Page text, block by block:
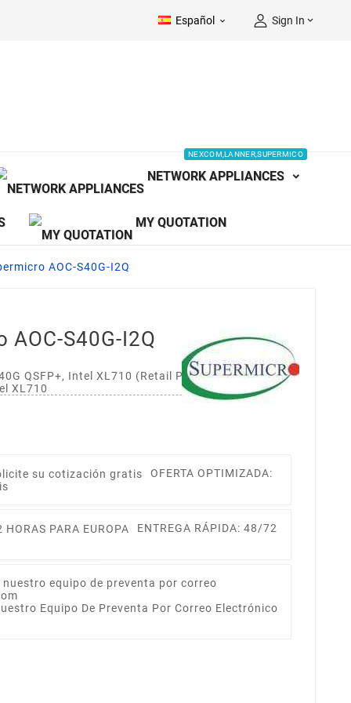
Español  Sign In 
NETWORK APPLIANCES
NEXCOM,LANNER,SUPERMICO
MY QUOTATION
AOC-S40G-I2Q
S40G-I2Q
QSFP+, Intel XL710 (Retail Pack) Standard LP
XL710
OFERTA OPTIMIZADA:
ENTREGA RÁPIDA: 48/72
Equipo De Preventa Por Correo Electrónico